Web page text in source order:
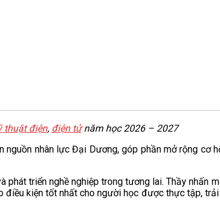
thuật điện, điện tửnăm học 2026 – 2027
nguồn nhân lực Đại Dương, góp phần mở rộng cơ
triển nghề nghiệp trong tương lai. Thầy nhấn
kiện tốt nhất cho người học được thực tập,